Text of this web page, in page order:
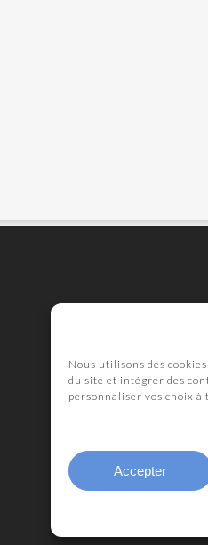
Nous utilisons des
du site et intégrer des
personnaliser vos choix à
Accepter